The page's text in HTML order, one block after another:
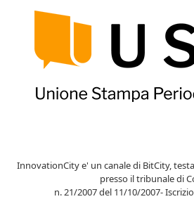
InnovationCity e' un canale di BitCity,
presso il tribunale di
n. 21/2007 del 11/10/2007-